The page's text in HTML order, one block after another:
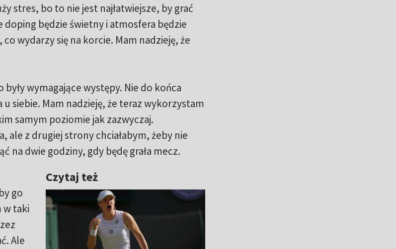
stres, bo to nie jest najłatwiejsze, by grać
doping będzie świetny i atmosfera będzie
wydarzy się na korcie. Mam nadzieję, że
były wymagające występy. Nie do końca
siebie. Mam nadzieję, że teraz wykorzystam
samym poziomie jak zazwyczaj.
ale z drugiej strony chciałabym, żeby nie
na dwie godziny, gdy będę grała mecz.
Czytaj też
go
w taki
Ale